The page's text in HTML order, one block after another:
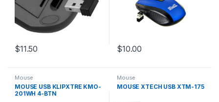
$11.50 $10.00
Mouse
MOUSE USB KLIPXTRE KMO-
201WH 4-BTN
Mouse
MOUSE XTECH USB XTM-175